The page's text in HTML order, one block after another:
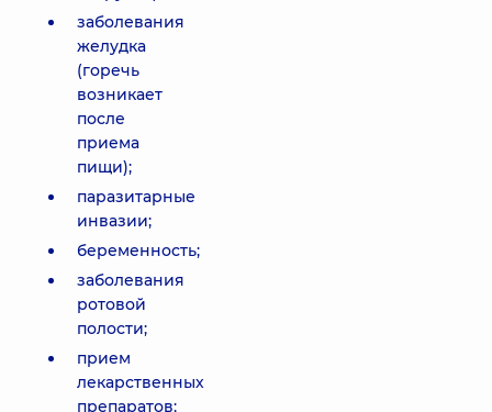
заболевания
желудка
(горечь
возникает
после
приема
пищи);
паразитарные
инвазии;
беременность;
заболевания
ротовой
полости;
прием
лекарственных
препаратов;